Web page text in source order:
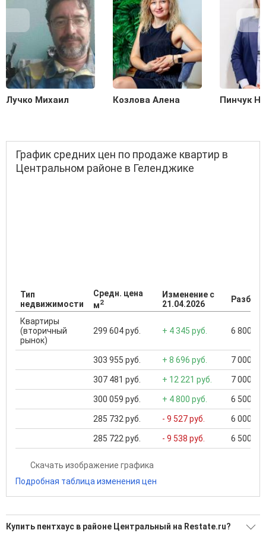
Лучко Михаил Козлова Алена Пинчук
График средних цен по продаже квартир в
Центральном районе в Геленджике
Тип
недвижимости
Средн. цена
м2
Изменение с
21.04.2026
Квартиры
(вторичный
рынок)
299 604 руб. + 4 345 руб. 6 800
303 955 руб. + 8 696 руб. 7 000
307 481 руб. + 12 221 руб. 7 000
300 059 руб. + 4 800 руб. 6 500
285 732 руб. - 9 527 руб. 6 000
285 722 руб. - 9 538 руб. 6 500
Скачать изображение графика
Подробная таблица изменения цен
Купить пентхаус в районе Центральный на Restate.ru?